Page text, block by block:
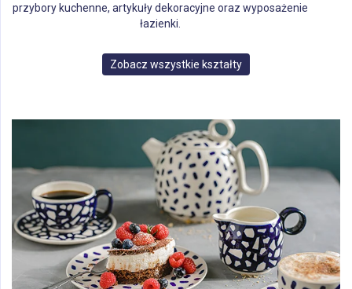
przybory kuchenne, artykuły dekoracyjne oraz wyposażenie
łazienki.
Zobacz wszystkie kształty